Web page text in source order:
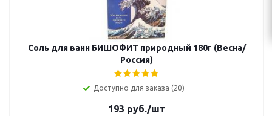
Соль для ванн БИШОФИТ природный 180г (Весна/
Россия)
Доступно для заказа (20)
193 руб./шт